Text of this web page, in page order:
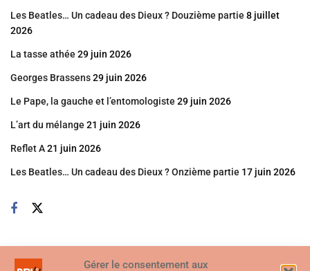
Gérer le consentement aux
Les Beatles… Un cadeau des Dieux ? Douzième partie 8 juillet
2026
La tasse athée 29 juin 2026
Georges Brassens29 juin 2026
Le Pape, la gauche et l’entomologiste 29 juin 2026
L’art du mélange 21 juin 2026
Reflet A21 juin 2026
Les Beatles… Un cadeau des Dieux ? Onzième partie 17 juin 2026